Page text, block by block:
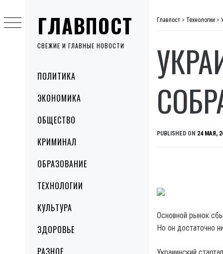
ГЛАВПОСТ
СВЕЖИЕ И ГЛАВНЫЕ НОВОСТИ
MenuПОЛИТИКА
ЭКОНОМИКА
ОБЩЕСТВО
КРИМИНАЛ
ОБРАЗОВАНИЕ
ТЕХНОЛОГИИ
КУЛЬТУРА
ЗДОРОВЬЕ
РАЗНОЕ
to
content
Главпост > Технологии >
PUBLISHED ON 24 МАЯ,
Основной рынок
Но он достаточно